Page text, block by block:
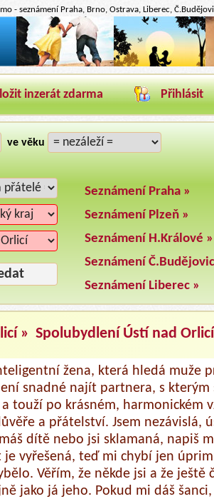
- seznámení Praha, Brno, Ostrava, Liberec,
inzerát zdarma Přihlásit
ve věku
Seznámení Praha »
Seznámení Plzeň »
Seznámení H.Králové »
Seznámení
Seznámení Liberec »
» Spolubydlení Ústí nad Orlicí
žena, která hledá muže
snadné najít partnera, s
touží po krásném, harmonickém
a přátelství. Jsem nezávislá,
dítě nebo jsi sklamaná, napiš
vyřešená, teď mi chybí jen
Věřím, že někde jsi a že ještě
jako já jeho. Pokud mi dáš